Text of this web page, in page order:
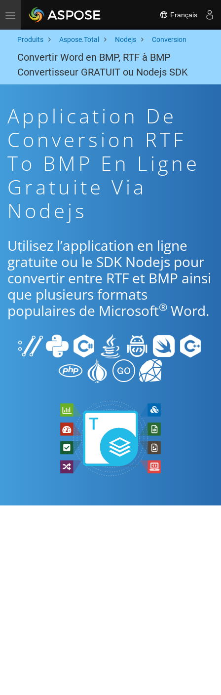
Toggle navigation Français
Produits Aspose.Total Nodejs Conversion
Convertir Word en BMP, RTF à BMP
Convertisseur GRATUIT ou Nodejs SDK
Application De
Conversion RTF
To BMP En Ligne
Gratuite Via
Nodejs
Utilisez l’application en ligne
gratuite ou le SDK Nodejs pour
convertir entre RTF et BMP ainsi
que plusieurs formats
populaires de Microsoft® Word.